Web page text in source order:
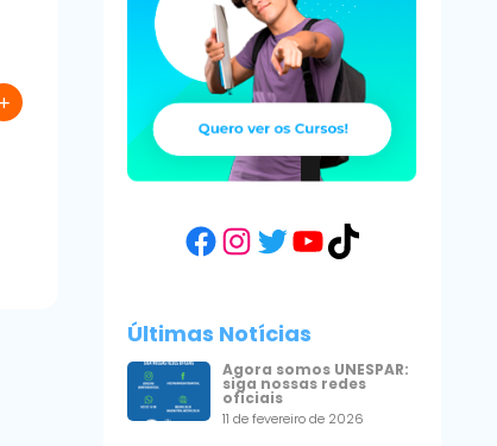
Facebook
Instagram
Twitter
YouTube
TikTok
Últimas Notícias
Agora somos UNESPAR:
siga nossas redes
oficiais
11 de fevereiro de 2026